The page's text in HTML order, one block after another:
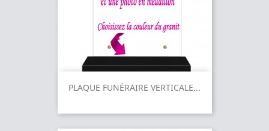
PLAQUE FUNÉRAIRE VERTICALE...